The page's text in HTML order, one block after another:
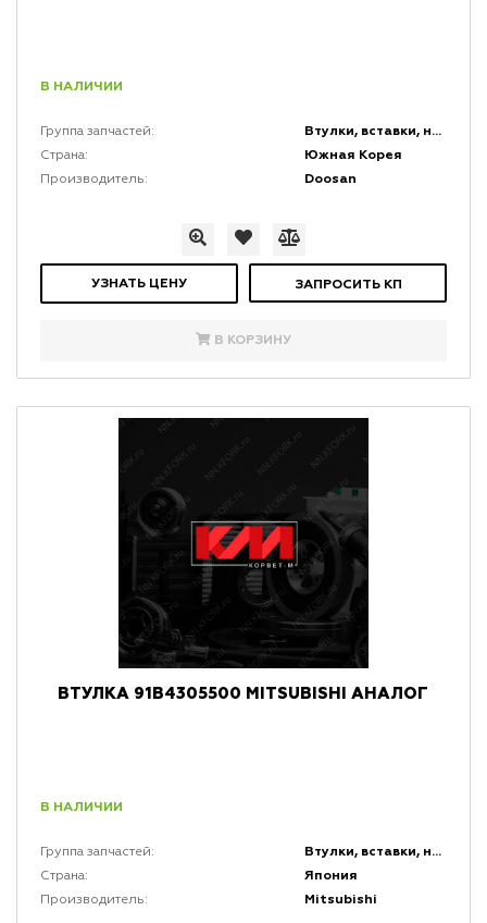
В НАЛИЧИИ
Группа запчастей: Втулки, вставки, накладки и заглушки
Страна: Южная Корея
Производитель: Doosan
УЗНАТЬ ЦЕНУ ЗАПРОСИТЬ КП
В КОРЗИНУ
ВТУЛКА 91B4305500 MITSUBISHI АНАЛОГ
В НАЛИЧИИ
Группа запчастей: Втулки, вставки, накладки и заглушки
Страна: Япония
Производитель: Mitsubishi